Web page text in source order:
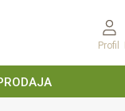
Profil